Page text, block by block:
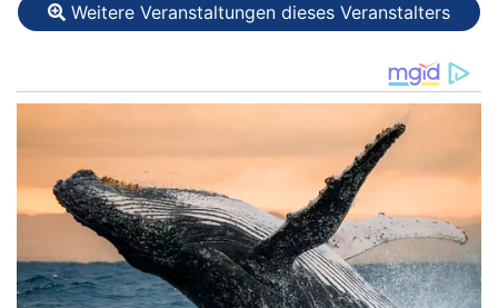
Weitere Veranstaltungen dieses Veranstalters